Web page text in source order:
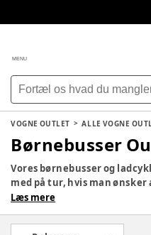
MENU
VOGNE OUTLET ALLE VOGNE
Børnebusser
Vores børnebusser og
med på tur, hvis man
hjemme.
mulighed for at have op til
Læs mere